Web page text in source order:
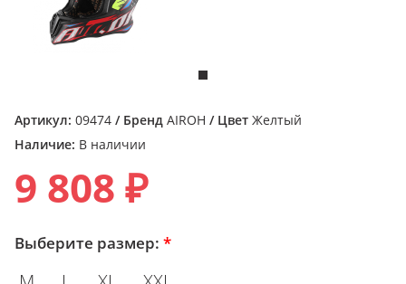
Артикул: 09474 / Бренд AIROH / Цвет Желтый
Наличие: В наличии
9 808 ₽
Выберите размер: *